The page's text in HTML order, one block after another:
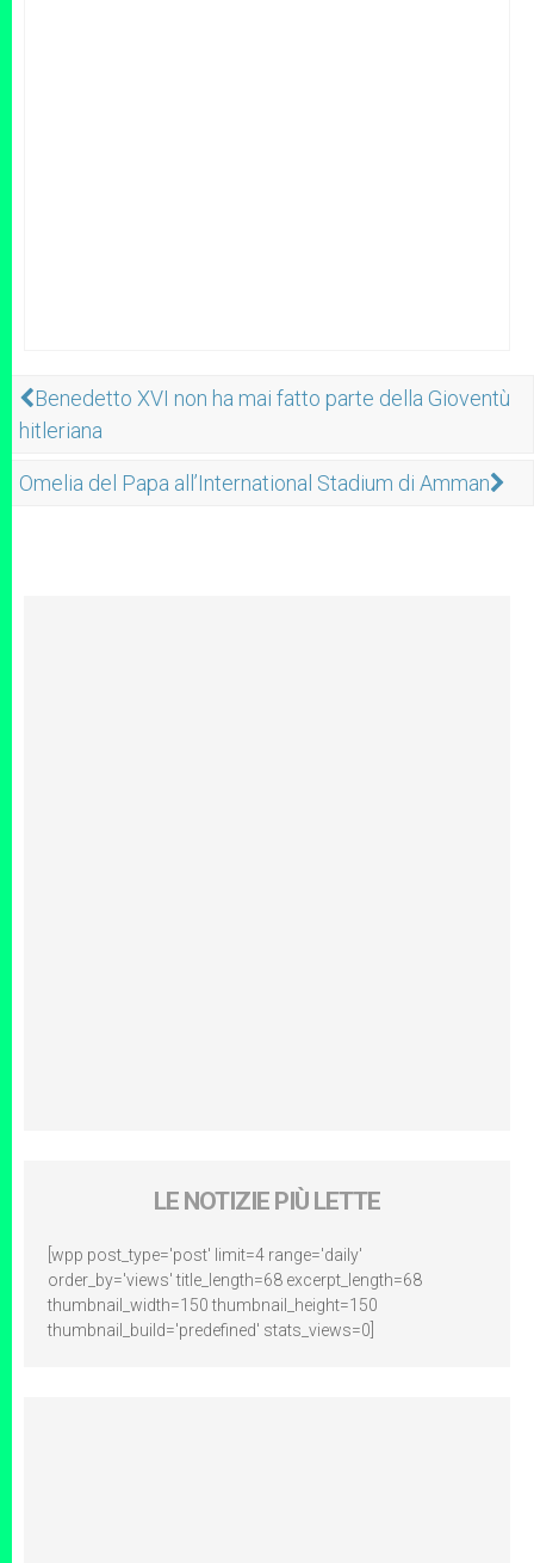
Benedetto XVI non ha mai fatto parte della Gioventù
hitleriana
Omelia del Papa all’International Stadium di Amman
LE NOTIZIE PIÙ LETTE
[wpp post_type='post' limit=4 range='daily'
order_by='views' title_length=68 excerpt_length=68
thumbnail_width=150 thumbnail_height=150
thumbnail_build='predefined' stats_views=0]